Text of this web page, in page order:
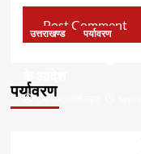
पर्यावरण
उत्तराखण्ड पर्यावरण
के आदेश
टीम राष्ट्र संत न्यूज